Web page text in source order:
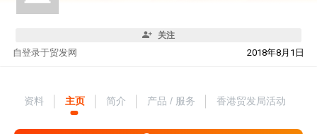
关注
自 2018年8月1日
登录于贸发网
资料 主页 简介 产品 / 服务 香港贸发局活动